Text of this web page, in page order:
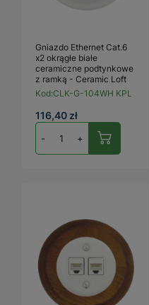
Gniazdo Ethernet Cat.6
x2 okrągłe białe
ceramiczne podtynkowe
z ramką - Ceramic Loft
Kod:CLK-G-104WH KPL
116,40 zł
- +